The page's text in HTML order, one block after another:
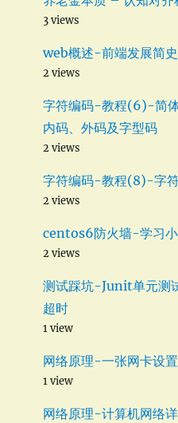
3 views
web概述-前端发展简史
2 views
字符编码-教程(6)-简体
内码、外码及字型码
2 views
字符编码-教程(8)-字
2 views
centos6防火墙-学习
2 views
测试踩坑-Junit单元测
超时
1 view
网络原理-一张网卡设
1 view
网络原理-计算机网络